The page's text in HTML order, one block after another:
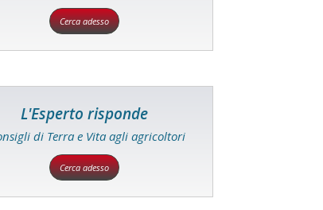
Cerca adesso
L'Esperto risponde
di Terra e Vita agli agricoltori
Cerca adesso